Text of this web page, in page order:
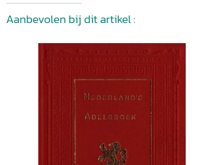
Aanbevolen bij dit artikel :